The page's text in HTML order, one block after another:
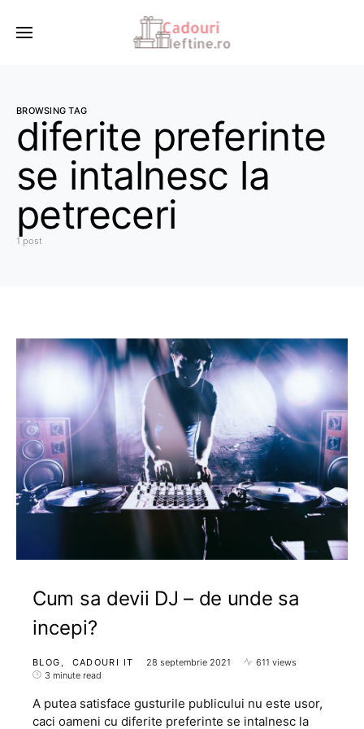
BROWSING TAG
diferite preferinte
se intalnesc la
petreceri
1 post
Cum sa devii DJ – de unde sa
incepi?
BLOG CADOURI IT 28 septembrie 2021
611 views
3 minute read
A putea satisface gusturile publicului nu este usor,
caci oameni cu diferite preferinte se intalnesc la